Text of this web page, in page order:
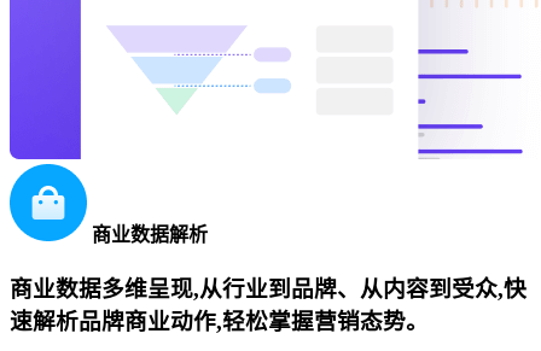
商业数据解析
商业数据多维呈现,从行业到品牌、从内容到受众,快
速解析品牌商业动作,轻松掌握营销态势。